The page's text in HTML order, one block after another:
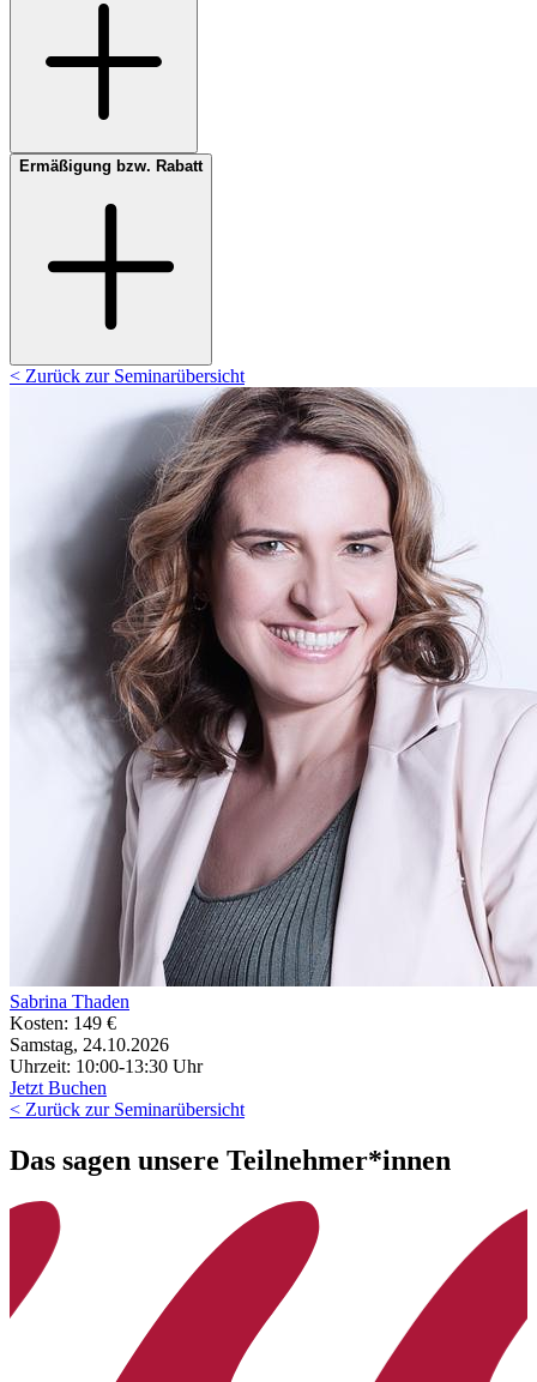
Ermäßigung bzw. Rabatt
< Zurück zur Seminarübersicht
Sabrina Thaden
Kosten: 149 €
Samstag, 24.10.2026
Uhrzeit: 10:00-13:30 Uhr
Jetzt Buchen
< Zurück zur Seminarübersicht
Das sagen unsere Teilnehmer*innen